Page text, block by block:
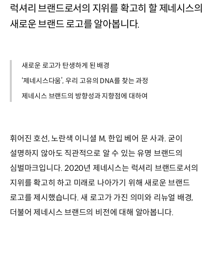
럭셔리 브랜드로서의 지위를 확고히 할 제네시스의
새로운 브랜드 로고를 알아봅니다.
새로운 로고가 탄생하게 된 배경
‘제네시스다움’, 우리 고유의 DNA를 찾는 과정
제네시스 브랜드의 방향성과 지향점에 대하여
휘어진 호선, 노란색 이니셜 M, 한입 베어 문 사과. 굳이
설명하지 않아도 직관적으로 알 수 있는 유명 브랜드의
심벌마크입니다. 2020년 제네시스는 럭셔리 브랜드로서의
지위를 확고히 하고 미래로 나아가기 위해 새로운 브랜드
로고를 제시했습니다. 새 로고가 가진 의미와 리뉴얼 배경,
더불어 제네시스 브랜드의 비전에 대해 알아봅니다.